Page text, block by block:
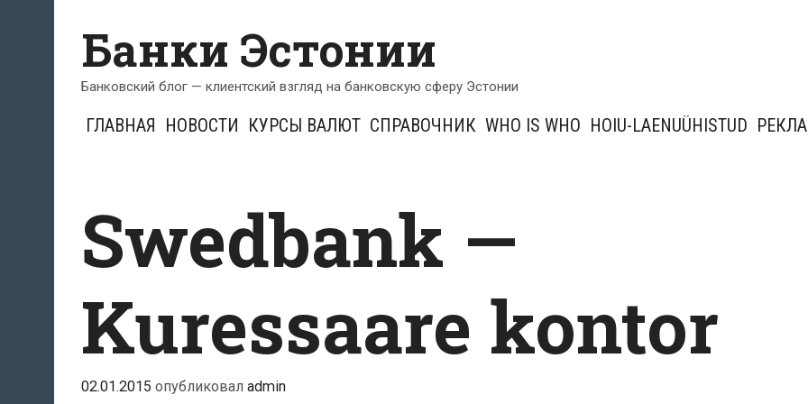
содержимому
Банки Эстонии
Банковский блог — клиентский взгляд на банковскую сферу Эстонии
ГЛАВНАЯ НОВОСТИ КУРСЫ ВАЛЮТ СПРАВОЧНИК WHO IS WHO HOIU-LAENUÜHISTUD
Swedbank —
Kuressaare kontor
02.01.2015 опубликовал admin